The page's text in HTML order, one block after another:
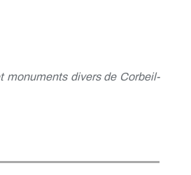
monuments divers de Corbeil-